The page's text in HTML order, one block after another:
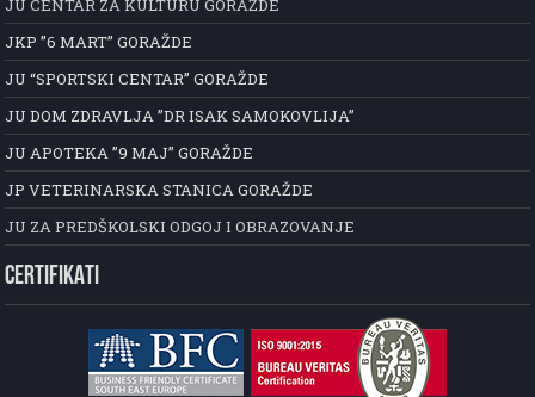
JU CENTAR ZA KULTURU GORAŽDE
JKP ”6 MART” GORAŽDE
JU “SPORTSKI CENTAR” GORAŽDE
JU DOM ZDRAVLJA ”DR ISAK SAMOKOVLIJA”
JU APOTEKA ”9 MAJ” GORAŽDE
JP VETERINARSKA STANICA GORAŽDE
JU ZA PREDŠKOLSKI ODGOJ I OBRAZOVANJE
CERTIFIKATI